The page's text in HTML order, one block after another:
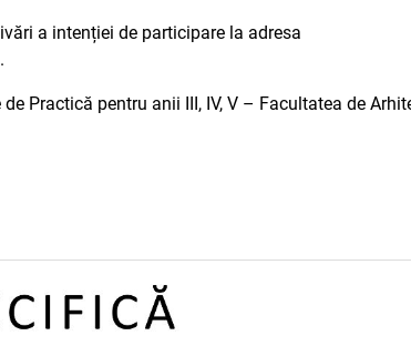
a intenției de participare la adresa
Practică pentru anii III, IV, V – Facultatea de